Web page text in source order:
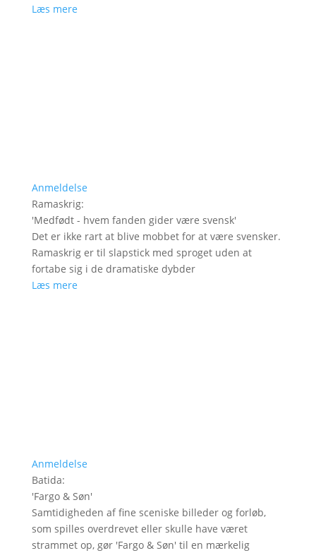
Læs mere
Anmeldelse
Ramaskrig:
'Medfødt - hvem fanden gider være svensk'
Det er ikke rart at blive mobbet for at være svensker.
Ramaskrig er til slapstick med sproget uden at
fortabe sig i de dramatiske dybder
Læs mere
Anmeldelse
Batida:
'Fargo & Søn'
Samtidigheden af fine sceniske billeder og forløb,
som spilles overdrevet eller skulle have været
strammet op, gør 'Fargo & Søn' til en mærkelig